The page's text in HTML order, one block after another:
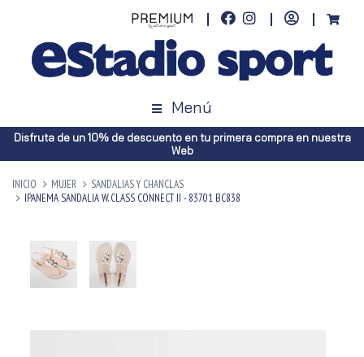
Menú
Disfruta de un 10% de descuento en tu primera compra en nuestra
Web
INICIO MUJER
SANDALIAS Y CHANCLAS
IPANEMA SANDALIA W. CLASS CONNECT II - 83701 BC838